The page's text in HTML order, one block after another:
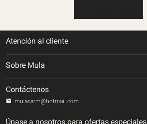
Atención al cliente
Política de privacidad
Términos de servicio
Sobre Mula
Rastrea tu orden
Contáctenos
mulacarm@hotmail.com
Únase a nosotros para ofertas especiales